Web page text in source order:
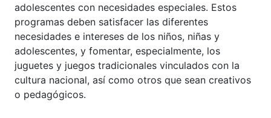
adolescentes con necesidades especiales. Estos
programas deben satisfacer las diferentes
necesidades e intereses de los niños, niñas y
adolescentes, y fomentar, especialmente, los
juguetes y juegos tradicionales vinculados con la
cultura nacional, así como otros que sean creativos
o pedagógicos.